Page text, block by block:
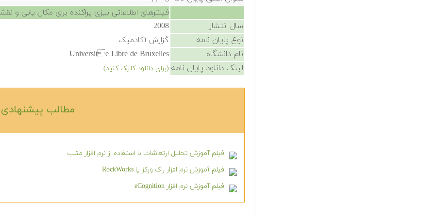
فیلترهای اطلاعاتی بیزی پراکنده برای مکان یابی و
سال انتشار 2008
نوع پایان نامه گزارش آکادمیک
نام دانشگاه Universite Libre de Bruxelles
لینک دانلود پایان نامه (برای دانلود کلیک کنید)
مطالب پیشنهادی‎
فیلم آموزش تحلیل ارتعاشات با استفاده از نرم افزار متلب
فیلم آموزش نرم افزار راک ورکز یا RockWorks
فیلم آموزش نرم افزار eCognition